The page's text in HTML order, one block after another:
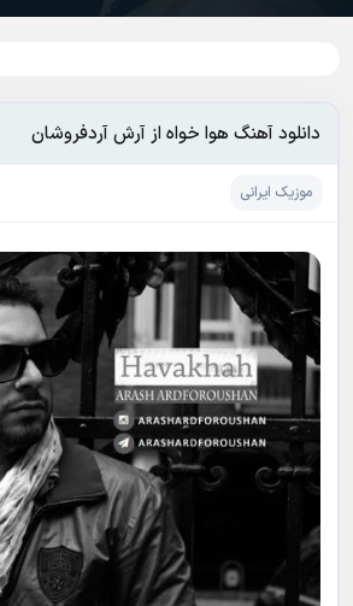
دانلود آهنگ هوا خواه از آرش آردفروشان
موزیک ایرانی